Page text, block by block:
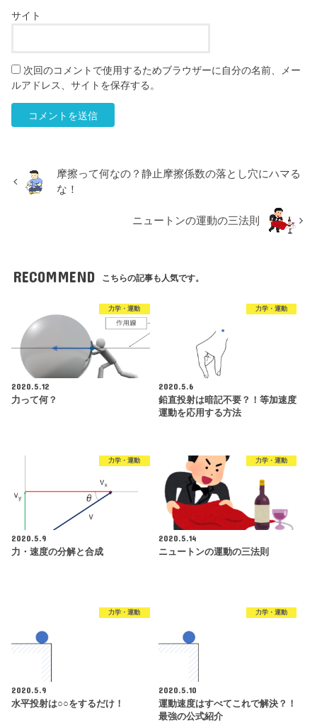
サイト
次回のコメントで使用するためブラウザーに自分の名前、メー
ルアドレス、サイトを保存する。
摩擦って何なの？静止摩擦係数の落とし穴にハマる
な！
ニュートンの運動の三法則
RECOMMEND こちらの記事も人気です。
力学・運動
2020.5.12
力って何？
力学・運動
2020.5.6
鉛直投射は暗記不要？！等加速度
運動を応用する方法
力学・運動
2020.5.9
力・速度の分解と合成
力学・運動
2020.5.14
ニュートンの運動の三法則
力学・運動
2020.5.9
水平投射は○○をするだけ！
力学・運動
2020.5.10
運動速度はすべてこれで解決？！
最強の公式紹介